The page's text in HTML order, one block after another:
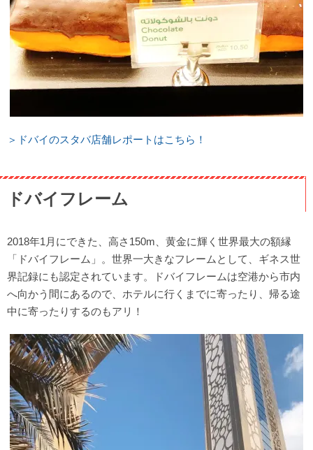
＞ドバイのスタバ店舗レポートはこちら！
ドバイフレーム
2018年1月にできた、高さ150m、黄金に輝く世界最大の額縁
「ドバイフレーム」。世界一大きなフレームとして、ギネス世
界記録にも認定されています。ドバイフレームは空港から市内
へ向かう間にあるので、ホテルに行くまでに寄ったり、帰る途
中に寄ったりするのもアリ！